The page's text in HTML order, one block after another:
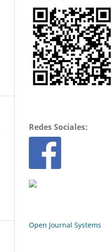
Redes Sociales:
Open Journal Systems